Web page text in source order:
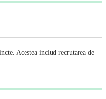
Acestea includ recrutarea de